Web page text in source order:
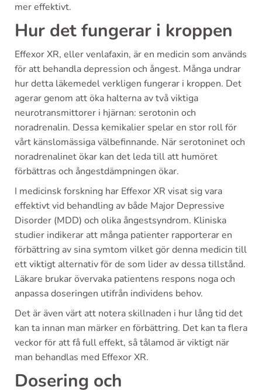
mer effektivt.
Hur det fungerar i kroppen
Effexor XR, eller venlafaxin, är en medicin som används
för att behandla depression och ångest. Många undrar
hur detta läkemedel verkligen fungerar i kroppen. Det
agerar genom att öka halterna av två viktiga
neurotransmittorer i hjärnan: serotonin och
noradrenalin. Dessa kemikalier spelar en stor roll för
vårt känslomässiga välbefinnande. När serotoninet och
noradrenalinet ökar kan det leda till att humöret
förbättras och ångestdämpningen ökar.
I medicinsk forskning har Effexor XR visat sig vara
effektivt vid behandling av både Major Depressive
Disorder (MDD) och olika ångestsyndrom. Kliniska
studier indikerar att många patienter rapporterar en
förbättring av sina symtom vilket gör denna medicin till
ett viktigt alternativ för de som lider av dessa tillstånd.
Läkare brukar övervaka patientens respons noga och
anpassa doseringen utifrån individens behov.
Det är även värt att notera skillnaden i hur lång tid det
kan ta innan man märker en förbättring. Det kan ta flera
veckor för att få full effekt, så tålamod är viktigt när
man behandlas med Effexor XR.
Dosering och